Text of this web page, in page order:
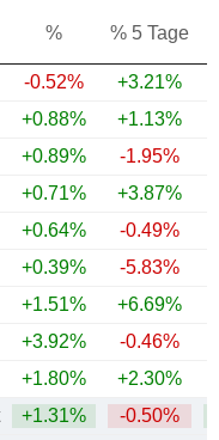
% % 5 Tage
-0.52% +3.21%
+0.88% +1.13%
+0.89% -1.95%
+0.71% +3.87%
+0.64% -0.49%
+0.39% -5.83%
+1.51% +6.69%
+3.92% -0.46%
+1.80% +2.30%
+1.31% -0.50%